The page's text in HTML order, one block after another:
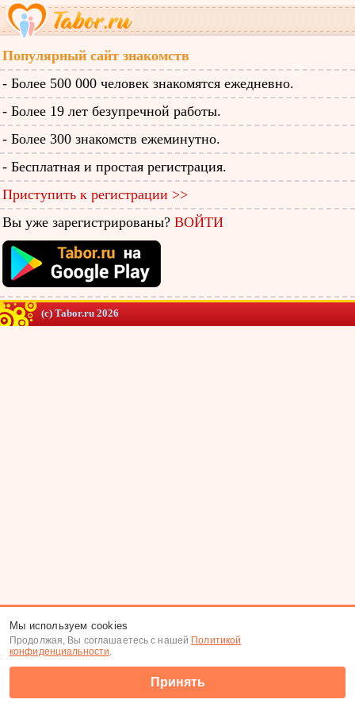
Популярный сайт знакомств
- Более 500 000 человек знакомятся ежедневно.
- Более 19 лет безупречной работы.
- Более 300 знакомств ежеминутно.
- Бесплатная и простая регистрация.
Приступить к регистрации >>
Вы уже зарегистрированы? ВОЙТИ
(c) Tabor.ru 2026
Мы используем cookies
Продолжая, Вы соглашаетесь с нашей Политикой
конфиденциальности.
Принять